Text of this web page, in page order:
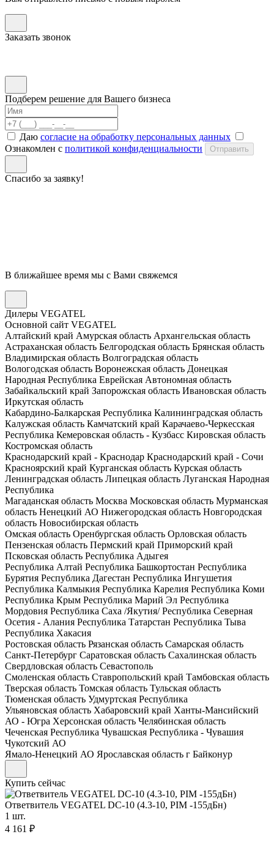
Заказать звонок
Подберем решение для Вашего бизнеса
Даю согласие на обработку персональных данных
Ознакомлен с политикой конфиденциальности Отправить
Спасибо за заявку!
В ближайшее время мы с Вами свяжемся
Дилеры VEGATEL
Основной сайт VEGATEL
Алтайский край Амурская область Архангельская область
Астраханская область Белгородская область Брянская область
Владимирская область Волгоградская область
Вологодская область Воронежская область Донецкая
Народная Республика Еврейская Автономная область
Забайкальский край Запорожская область Ивановская область
Иркутская область
Кабардино-Балкарская Республика Калининградская область
Калужская область Камчатский край Карачаево-Черкесская
Республика Кемеровская область - Кузбасс Кировская область
Костромская область
Краснодарский край - Краснодар Краснодарский край - Сочи
Красноярский край Курганская область Курская область
Ленинградская область Липецкая область Луганская Народная
Республика
Магаданская область Москва Московская область Мурманская
область Ненецкий АО Нижегородская область Новгородская
область Новосибирская область
Омская область Оренбургская область Орловская область
Пензенская область Пермский край Приморский край
Псковская область Республика Адыгея
Республика Алтай Республика Башкортостан Республика
Бурятия Республика Дагестан Республика Ингушетия
Республика Калмыкия Республика Карелия Республика Коми
Республика Крым Республика Марий Эл Республика
Мордовия Республика Саха /Якутия/Республика Северная
Осетия - Алания Республика Татарстан Республика Тыва
Республика Хакасия
Ростовская область Рязанская область Самарская область
Санкт-Петербург Саратовская область Сахалинская область
Свердловская область Севастополь
Смоленская область Ставропольский край Тамбовская область
Тверская область Томская область Тульская область
Тюменская область Удмуртская Республика
Ульяновская область Хабаровский край Ханты-Мансийский
АО - Югра Херсонская область Челябинская область
Чеченская Республика Чувашская Республика - Чувашия
Чукотский АО
Ямало-Ненецкий АО Ярославская область г Байконур
Купить сейчас
Ответвитель VEGATEL DC-10 (4.3-10, PIM -155дБн)
1 шт.
4 161 ₽